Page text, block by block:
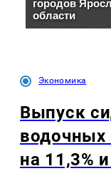
Экономика
Выпуск
на 11,3%